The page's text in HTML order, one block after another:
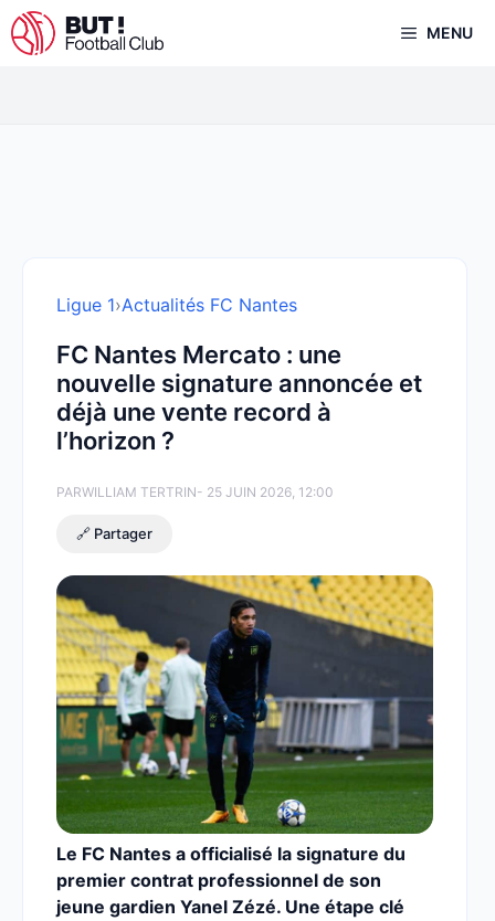
Aller
au
MENU
Ligue 1›Actualités FC Nantes
FC Nantes Mercato : une
nouvelle signature annoncée et
déjà une vente record à
l’horizon ?
PARWILLIAM TERTRIN- 25 JUIN 2026, 12:00
🔗 Partager
Le FC Nantes a officialisé la signature du
premier contrat professionnel de son
jeune gardien Yanel Zézé. Une étape clé